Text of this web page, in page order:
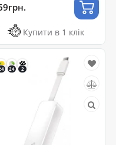
Купити в 1 клік
24 2